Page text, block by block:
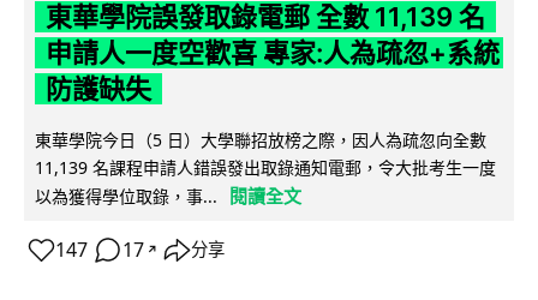
東華學院誤發取錄電郵 全數 11,139 名
申請人一度空歡喜 專家:人為疏忽+系統
防護缺失
東華學院今日（5 日）大學聯招放榜之際，因人為疏忽向全數
11,139 名課程申請人錯誤發出取錄通知電郵，令大批考生一度
以為獲得學位取錄，事...
閱讀全文
147 17 ↗ 分享